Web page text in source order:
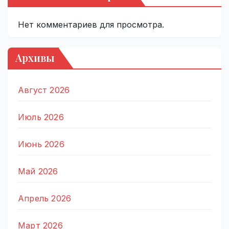
Нет комментариев для просмотра.
Архивы
Август 2026
Июль 2026
Июнь 2026
Май 2026
Апрель 2026
Март 2026